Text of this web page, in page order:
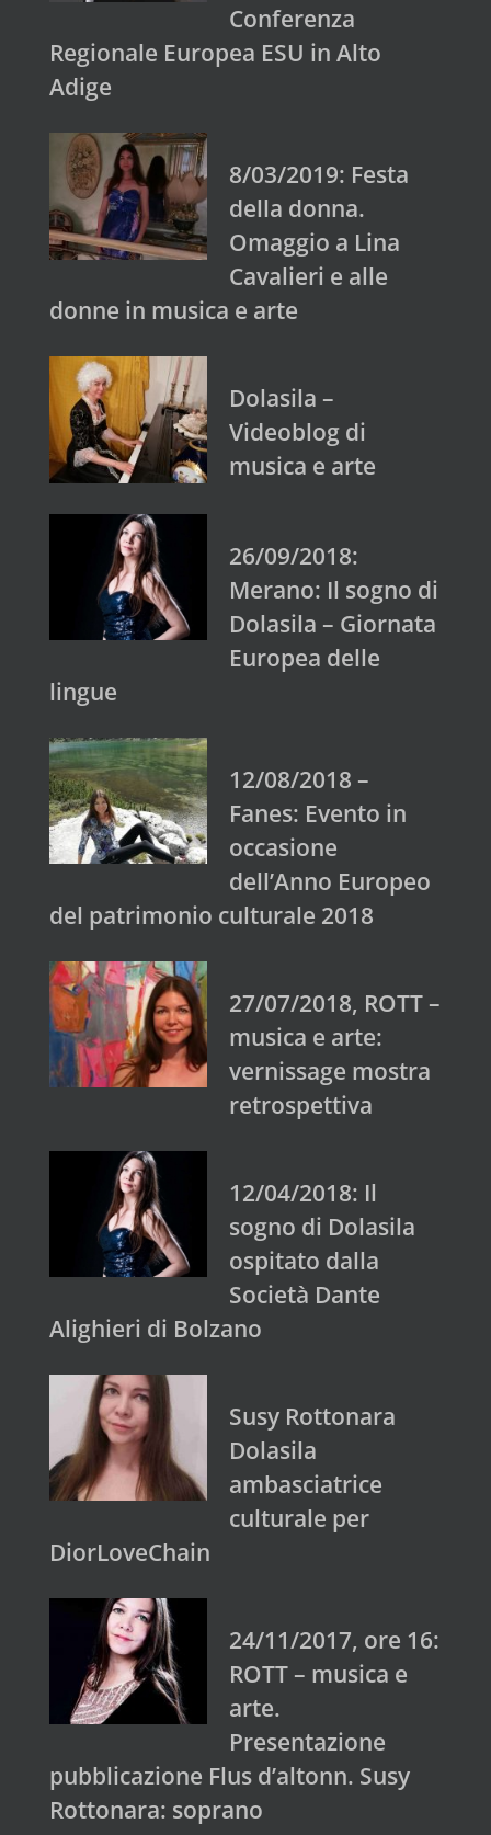
Conferenza
Regionale Europea ESU in Alto
Adige
8/03/2019: Festa
della donna.
Omaggio a Lina
Cavalieri e alle
donne in musica e arte
Dolasila –
Videoblog di
musica e arte
26/09/2018:
Merano: Il sogno di
Dolasila – Giornata
Europea delle
lingue
12/08/2018 –
Fanes: Evento in
occasione
dell’Anno Europeo
del patrimonio culturale 2018
27/07/2018, ROTT –
musica e arte:
vernissage mostra
retrospettiva
12/04/2018: Il
sogno di Dolasila
ospitato dalla
Società Dante
Alighieri di Bolzano
Susy Rottonara
Dolasila
ambasciatrice
culturale per
DiorLoveChain
24/11/2017, ore 16:
ROTT – musica e
arte.
Presentazione
pubblicazione Flus d’altonn. Susy
Rottonara: soprano